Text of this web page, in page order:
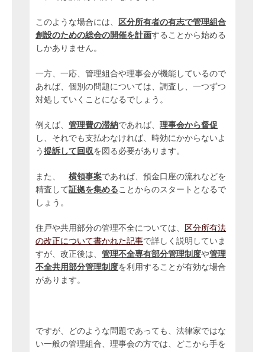
このような場合には、
区分所有者の有志で管理組合
創設のための総会の開催を計画することから始める
しかありません。
一方、一応、管理組合や理事会が機能しているので
あれば、個別の問題については、調査し、一つずつ
対処していくことになるでしょう。
例えば、 管理費の滞納であれば、 理事会から督促
し、それでも支払わなければ、時効にかからないよ
う 提訴して回収を図る必要があります。
また、 横領事案であれば、預金口座の流れなどを
精査して証拠を集めることからのスタートとなるで
しょう。
住戸や共用部分の管理不全については、
区分所有法
の改正について書かれた記事で詳しく説明していま
すが、改正後は、 管理不全専有部分管理制度や管理
不全共用部分管理制度を利用することが有効な場合
があります。
ですが、どのような問題であっても、法律家ではな
い一般の管理組合、理事会の方では、どこから手を